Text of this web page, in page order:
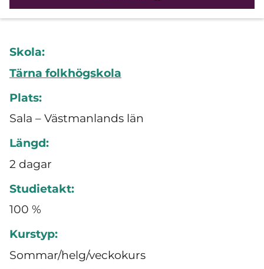
Skola:
Tärna folkhögskola
Plats:
Sala – Västmanlands län
Längd:
2 dagar
Studietakt:
100 %
Kurstyp:
Sommar/helg/veckokurs